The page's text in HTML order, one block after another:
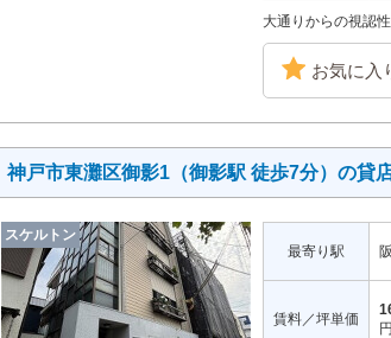
大通りからの視認
お気に入
神戸市東灘区御影1（御影駅 徒歩7分）の貸
スケルトン
最寄り駅
賃料／坪単価
円